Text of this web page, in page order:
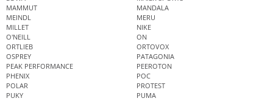
MAMMUT
MANDALA
MEINDL
MERU
MILLET
NIKE
O'NEILL
ON
ORTLIEB
ORTOVOX
OSPREY
PATAGONIA
PEAK PERFORMANCE
PEEROTON
PHENIX
POC
POLAR
PROTEST
PUKY
PUMA